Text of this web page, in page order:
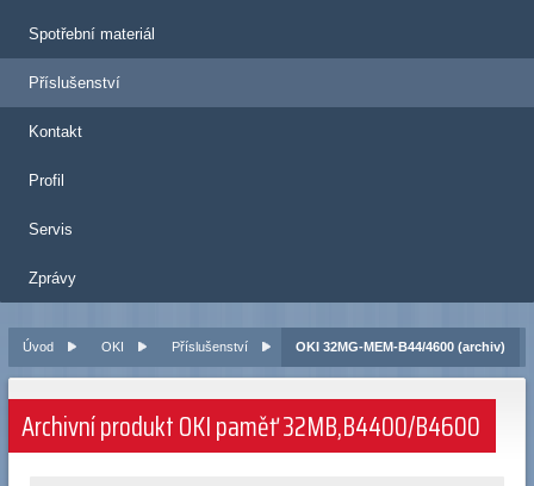
Spotřební materiál
Příslušenství
Kontakt
Profil
Servis
Zprávy
Úvod OKI Příslušenství OKI 32MG-MEM-B44/4600 (archiv)
Archivní produkt OKI paměť 32MB,B4400/B4600